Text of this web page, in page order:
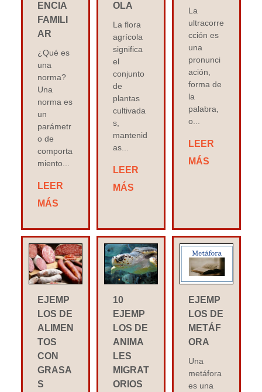
ENCIA
FAMILI
AR
¿Qué es
una
norma?
Una
norma es
un
parámetr
o de
comporta
miento...
LEER
MÁS
OLA
La flora
agrícola
significa
el
conjunto
de
plantas
cultivada
s,
mantenid
as...
LEER
MÁS
La
ultracorre
cción es
una
pronunci
ación,
forma de
la
palabra,
o...
LEER
MÁS
EJEMP
LOS DE
ALIMEN
TOS
CON
GRASA
S
10
EJEMP
LOS DE
ANIMA
LES
MIGRAT
ORIOS
EJEMP
LOS DE
METÁF
ORA
Una
metáfora
es una